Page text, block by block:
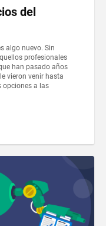
del
algo nuevo. Sin
profesionales
han pasado años
vieron venir hasta
opciones a las